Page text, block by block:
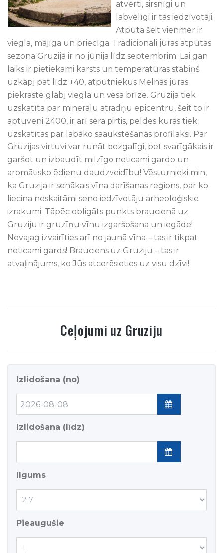
atvērti, sirsnīgi un
labvēlīgi ir tās iedzīvotāji.
Atpūta šeit vienmēr ir
viegla, mājīga un priecīga. Tradicionāli jūras atpūtas
sezona Gruzijā ir no jūnija līdz septembrim. Lai gan
laiks ir pietiekami karsts un temperatūras stabiņš
uzkāpj pat līdz +40, atpūtniekus Melnās jūras
piekrastē glābj viegla un vēsa brīze. Gruzija tiek
uzskatīta par minerālu atradņu epicentru, šeit to ir
aptuveni 2400, ir arī sēra pirtis, peldes kurās tiek
uzskatītas par labāko saaukstēšanās profilaksi. Par
Gruzijas virtuvi var runāt bezgalīgi, bet svarīgākais ir
garšot un izbaudīt milzīgo neticami gardo un
aromātisko ēdienu daudzveidību! Vēsturnieki min,
ka Gruzija ir senākais vīna darīšanas reģions, par ko
liecina neskaitāmi seno iedzīvotāju arheoloģiskie
izrakumi. Tāpēc obligāts punkts braucienā uz
Gruziju ir gruzīņu vīnu izgaršošana un iegāde!
Nevajag izvairīties arī no jaunā vīna – tas ir tikpat
neticami gards! Brauciens uz Gruziju – tas ir
atvaļinājums, ko Jūs atcerēsieties uz visu dzīvi!
Ceļojumi uz Gruziju
Izlidošana (no)
Izlidošana (līdz)
Ilgums
Pieaugušie